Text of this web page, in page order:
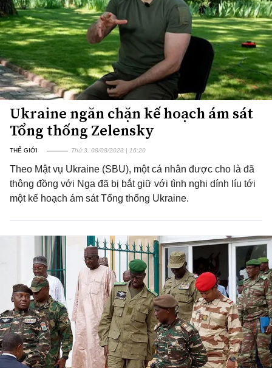
Ukraine ngăn chặn kế hoạch ám sát
Tổng thống Zelensky
THẾ GIỚI Thứ 3, 08/08/2023 | 16:20
Theo Mật vụ Ukraine (SBU), một cá nhân được cho là đã
thông đồng với Nga đã bị bắt giữ với tình nghi dính líu tới
một kế hoạch ám sát Tổng thống Ukraine.